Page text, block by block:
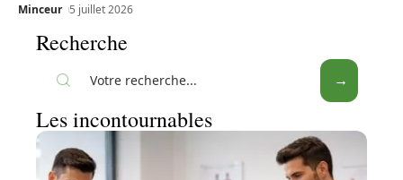
Minceur 5 juillet 2026
Recherche
Les incontournables